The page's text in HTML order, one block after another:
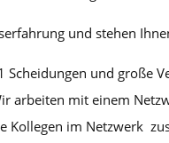
und stehen
und große
arbeiten mit einem
im Netzwerk